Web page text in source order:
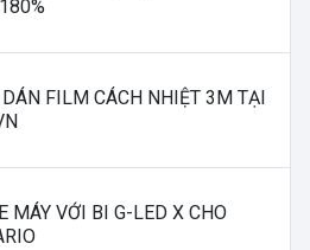
FILM CÁCH NHIỆT 3M TẠI
MÁY VỚI BI G-LED X CHO